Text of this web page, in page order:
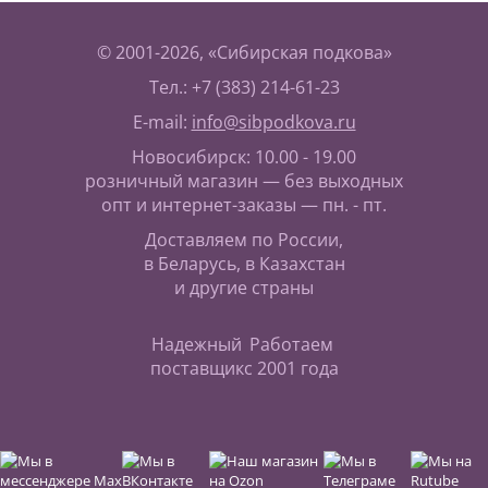
© 2001-2026, «Сибирская подкова»
Тел.: +7 (383) 214-61-23
E-mail: info@sibpodkova.ru
Новосибирск: 10.00 - 19.00
розничный магазин — без выходных
опт и интернет-заказы — пн. - пт.
Доставляем по России,
в Беларусь, в Казахстан
и другие страны
Надежный
поставщик
Работаем
с 2001 года